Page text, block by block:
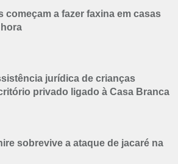
começam a fazer faxina em casas
jurídica de crianças
privado ligado à Casa Branca
sobrevive a ataque de jacaré na